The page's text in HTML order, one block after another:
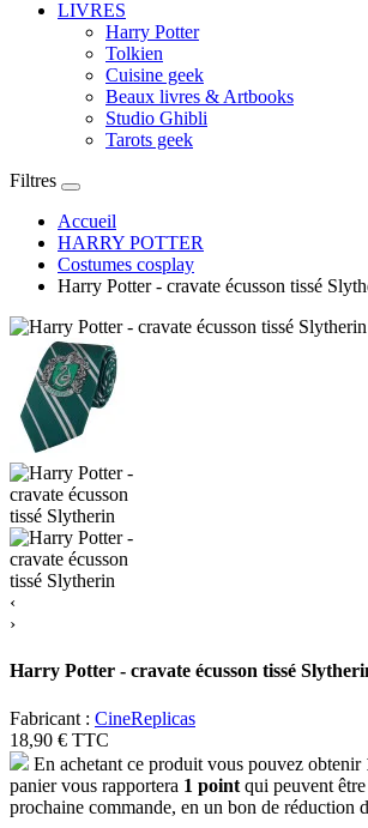
LIVRES
Harry Potter
Tolkien
Cuisine geek
Beaux livres & Artbooks
Studio Ghibli
Tarots geek
Filtres
Accueil
HARRY POTTER
Costumes cosplay
Harry Potter - cravate écusson tissé
‹
›
Harry Potter - cravate écusson tissé
Fabricant : CineReplicas
18,90 € TTC
En achetant ce produit vous pouvez obtenir
panier vous rapportera 1 point qui peuvent
prochaine commande, en un bon de réduction